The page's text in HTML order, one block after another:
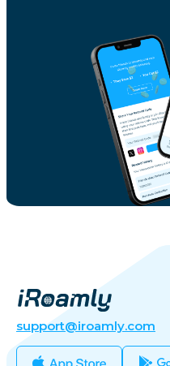
support@iroamly.com